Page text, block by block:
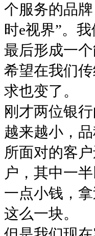
个服务的品
时e视界”。
最后形成一
希望在我们
求也变了。
刚才两位银
越来越小，
所面对的客
户，其中一
一点小钱，
这么一块。